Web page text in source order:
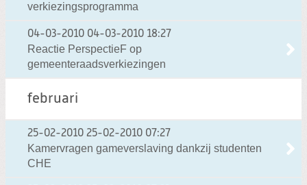
verkiezingsprogramma
04-03-2010 04-03-2010 18:27
Reactie PerspectieF op
gemeenteraadsverkiezingen
februari
25-02-2010 25-02-2010 07:27
Kamervragen gameverslaving dankzij studenten
CHE